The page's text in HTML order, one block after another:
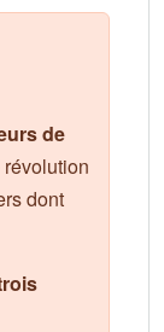
de
dont